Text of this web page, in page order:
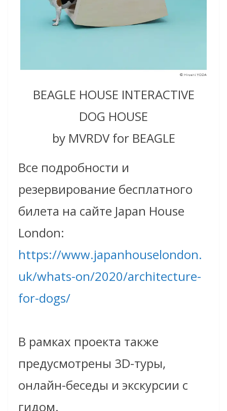
BEAGLE HOUSE INTERACTIVE
DOG HOUSE
by MVRDV for BEAGLE
Все подробности и
резервирование бесплатного
билета на сайте Japan House
London:
https://www.japanhouselondon.
uk/whats-on/2020/architecture-
for-dogs/
В рамках проекта также
предусмотрены 3D-туры,
онлайн-беседы и экскурсии с
гидом.